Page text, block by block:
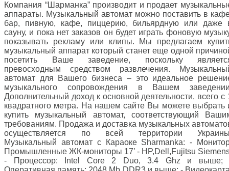
Компания “Шарманка” производит и продает
аппараты. Музыкальный автомат можно поставить в
бар, пивную, кафе, пиццерию, бильярдную или даже
сауну, и пока нет заказов он будет играть фоновую
показывать рекламу или клипы. Мы предлагаем
музыкальный аппарат который станет еще одной
посетить Ваше заведение, поскольку
превосходным средством развлечения.
автомат для Вашего бизнеса – это идеальное
музыкального сопровождения в Вашем
Дополнительный доход к основной деятельности, всего с
квадратного метра. На нашем сайте Вы можете выбрать
купить музыкальный автомат, соответствующий
требованиям. Продажа и доставка музыкальных
осуществляется по всей территории
Музыкальный автомат c Караоке Sharmanka: -
Промышленные ЖК-мониторы 17’ - HP,Dell,Fujitsu
- Процессор: Intel Core 2 Duo, 3.4 Ghz и выше;